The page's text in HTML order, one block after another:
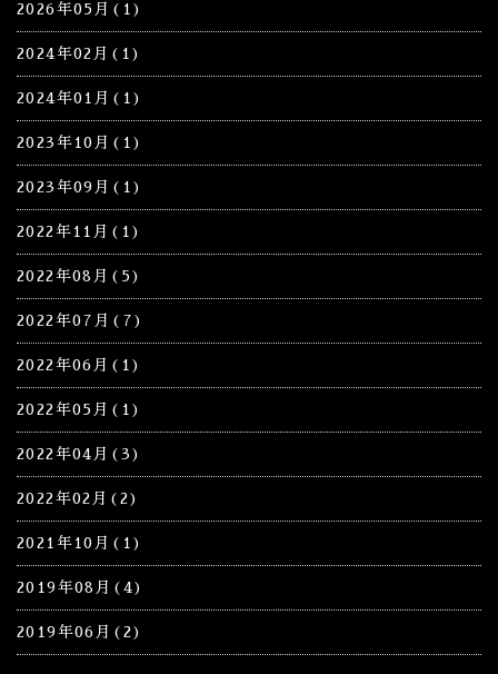
2026年05月(1)
2024年02月(1)
2024年01月(1)
2023年10月(1)
2023年09月(1)
2022年11月(1)
2022年08月(5)
2022年07月(7)
2022年06月(1)
2022年05月(1)
2022年04月(3)
2022年02月(2)
2021年10月(1)
2019年08月(4)
2019年06月(2)